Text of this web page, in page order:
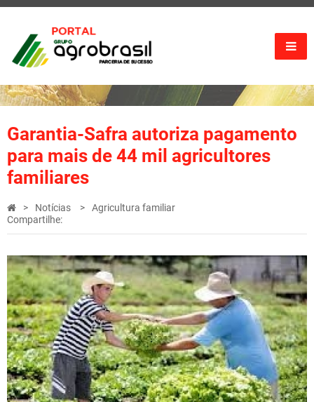
Garantia-Safra autoriza pagamento
para mais de 44 mil agricultores
familiares
Notícias
Agricultura familiar
Compartilhe: